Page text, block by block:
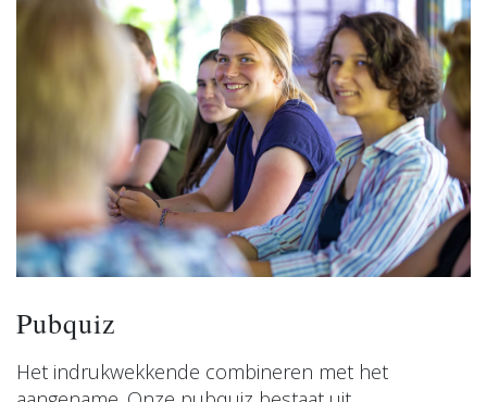
Pubquiz
Het indrukwekkende combineren met het